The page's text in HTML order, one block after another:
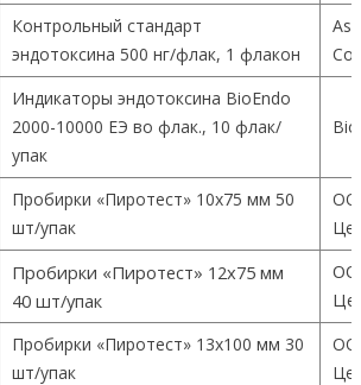
Контрольный стандарт
эндотоксина 500 нг/флак, 1 флакон
Индикаторы эндотоксина BioEndo
2000-10000 ЕЭ во флак., 10 флак/
упак
Пробирки «Пиротест» 10х75 мм 50
шт/упак
Пробирки «Пиротест» 12х75 мм
40 шт/упак
Пробирки «Пиротест» 13х100 мм 30
шт/упак